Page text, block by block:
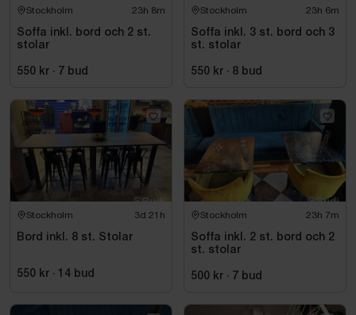
Stockholm 23h 8m
Soffa inkl. bord och 2 st.
stolar
550 kr · 7 bud
Stockholm 23h 6m
Soffa inkl. 3 st. bord och 3
st. stolar
550 kr · 8 bud
Stockholm 3d 21h
Bord inkl. 8 st. Stolar
550 kr · 14 bud
Stockholm 23h 7m
Soffa inkl. 2 st. bord och 2
st. stolar
500 kr · 7 bud